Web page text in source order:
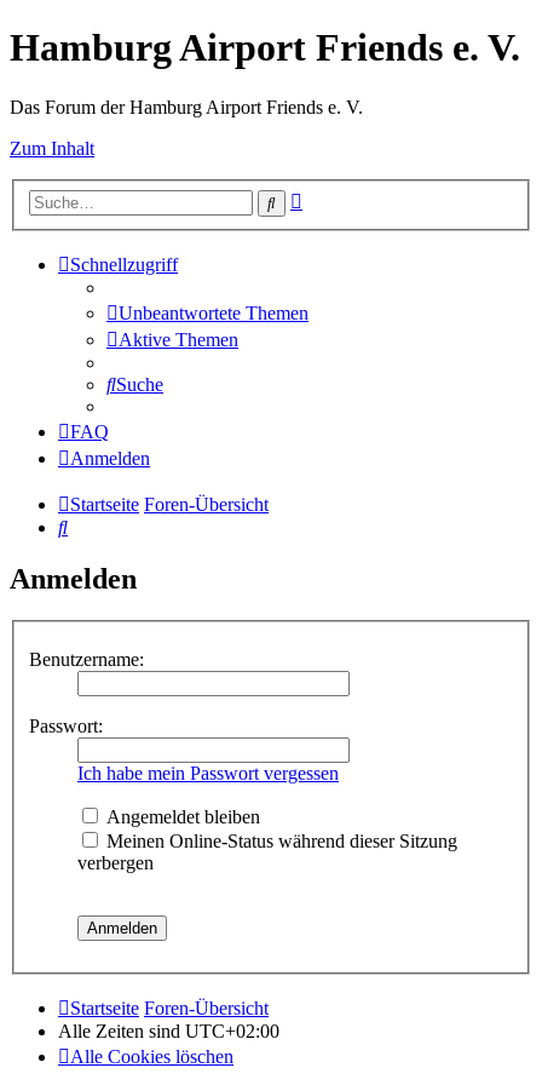
Hamburg Airport Friends e. V.
Das Forum der Hamburg Airport Friends e. V.
Zum Inhalt
Suche
Schnellzugriff
Unbeantwortete Themen
Aktive Themen
Suche
FAQ
Anmelden
Startseite Foren-Übersicht
Suche
Anmelden
Benutzername:
Passwort:
Ich habe mein Passwort vergessen
Angemeldet bleiben
Meinen Online-Status während dieser Sitzung
verbergen
Startseite Foren-Übersicht
Alle Zeiten sind UTC+02:00
Alle Cookies löschen